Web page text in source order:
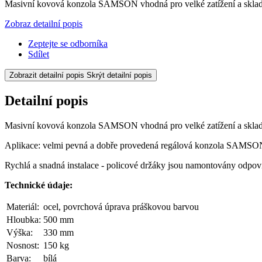
Masivní kovová konzola SAMSON vhodná pro velké zatížení a
Zobraz detailní popis
Zeptejte se odborníka
Sdílet
Zobrazit detailní popis Skrýt detailní popis
Detailní popis
Masivní kovová konzola SAMSON vhodná pro velké zatížení a
Aplikace: velmi pevná a dobře provedená regálová konzola
Rychlá a snadná instalace - policové držáky jsou namontovány
Technické údaje:
Materiál: ocel, povrchová úprava práškovou barvou
Hloubka: 500 mm
Výška:
330 mm
Nosnost: 150 kg
Barva:
bílá